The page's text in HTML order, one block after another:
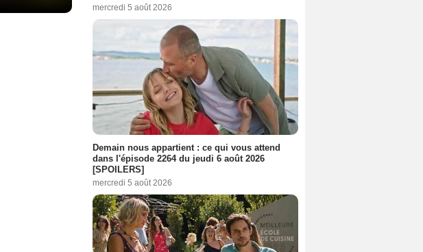
mercredi 5 août 2026
Demain nous appartient : ce qui vous attend
dans l'épisode 2264 du jeudi 6 août 2026
[SPOILERS]
mercredi 5 août 2026